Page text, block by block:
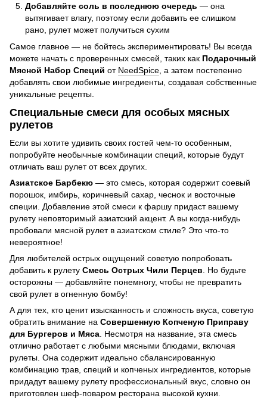
Добавляйте соль в последнюю очередь — она
вытягивает влагу, поэтому если добавить ее слишком
рано, рулет может получиться сухим
Самое главное — не бойтесь экспериментировать! Вы всегда
можете начать с проверенных смесей, таких как Подарочный
Мясной Набор Специй от NeedSpice , а затем постепенно
добавлять свои любимые ингредиенты, создавая собственные
уникальные рецепты.
Специальные смеси для особых мясных
рулетов
Если вы хотите удивить своих гостей чем-то особенным,
попробуйте необычные комбинации специй, которые будут
отличать ваш рулет от всех других.
Азиатское Барбекю — это смесь, которая содержит соевый
порошок, имбирь, коричневый сахар, чеснок и восточные
специи. Добавление этой смеси к фаршу придаст вашему
рулету неповторимый азиатский акцент. А вы когда-нибудь
пробовали мясной рулет в азиатском стиле? Это что-то
невероятное!
Для любителей острых ощущений советую попробовать
добавить к рулету Смесь Острых Чили Перцев . Но будьте
осторожны — добавляйте понемногу, чтобы не превратить
свой рулет в огненную бомбу!
А для тех, кто ценит изысканность и сложность вкуса, советую
обратить внимание на Совершенную Копченую Приправу
для Бургеров и Мяса . Несмотря на название, эта смесь
отлично работает с любыми мясными блюдами, включая
рулеты. Она содержит идеально сбалансированную
комбинацию трав, специй и копченых ингредиентов, которые
придадут вашему рулету профессиональный вкус, словно он
приготовлен шеф-поваром ресторана высокой кухни.